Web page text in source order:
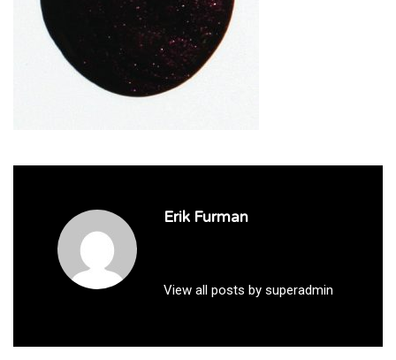
Erik Furman
View all posts by superadmin